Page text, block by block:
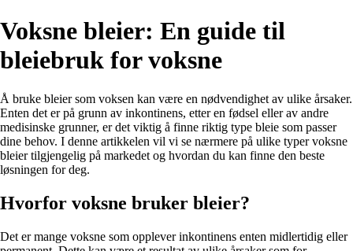
Voksne bleier: En guide til
bleiebruk for voksne
Å bruke bleier som voksen kan være en nødvendighet av ulike årsaker.
Enten det er på grunn av inkontinens, etter en fødsel eller av andre
medisinske grunner, er det viktig å finne riktig type bleie som passer
dine behov. I denne artikkelen vil vi se nærmere på ulike typer voksne
bleier tilgjengelig på markedet og hvordan du kan finne den beste
løsningen for deg.
Hvorfor voksne bruker bleier?
Det er mange voksne som opplever inkontinens enten midlertidig eller